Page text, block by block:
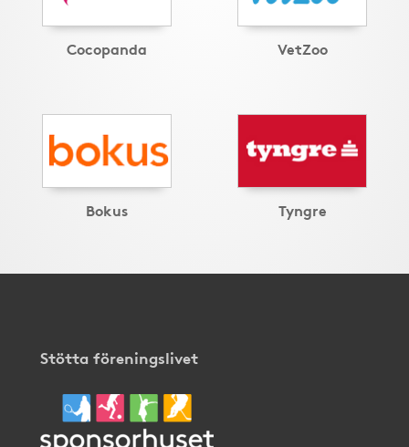
Cocopanda VetZoo
Bokus Tyngre
Stötta föreningslivet